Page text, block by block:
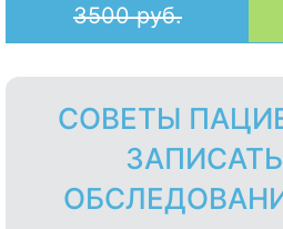
3500 руб.
СОВЕТЫ